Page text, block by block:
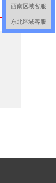
西南区域客服
东北区域客服